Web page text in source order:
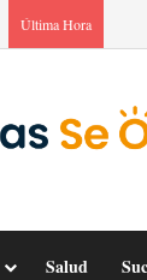
Última Hora
Salud